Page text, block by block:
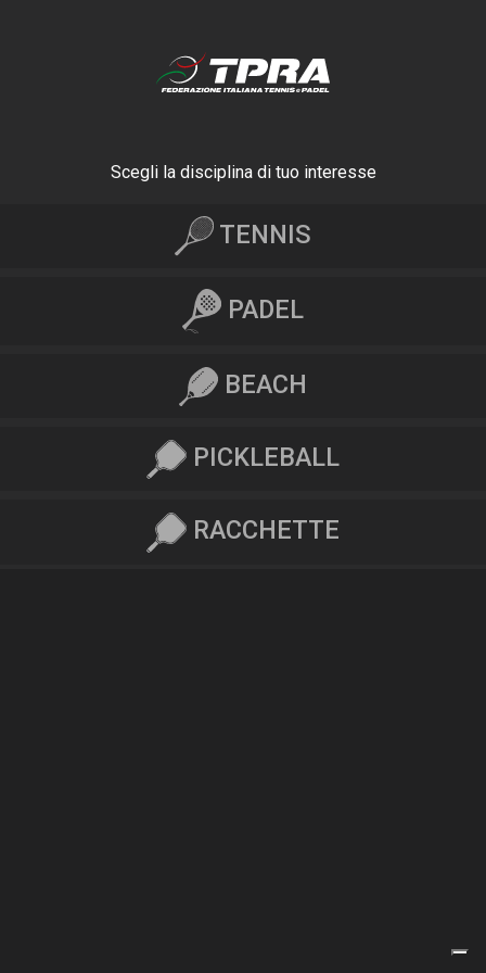
Scegli la disciplina di tuo interesse
TENNIS
PADEL
BEACH
PICKLEBALL
RACCHETTE